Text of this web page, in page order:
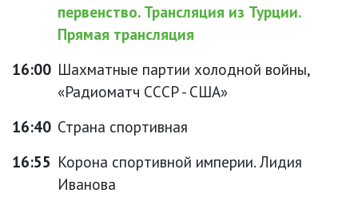
первенство. Трансляция из Турции.
Прямая трансляция
16:00 Шахматные партии холодной войны,
«Радиоматч СССР - США»
16:40 Страна спортивная
16:55 Корона спортивной империи. Лидия
Иванова